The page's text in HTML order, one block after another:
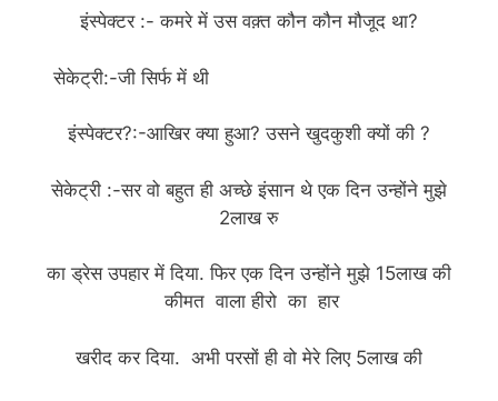
इंस्पेक्टर :- कमरे में उस वक़्त कौन कौन मौजूद था?
सेकेट्री:-जी सिर्फ में थी
इंस्पेक्टर?:-आखिर क्या हुआ? उसने खुदकुशी क्यों की ?
सेकेट्री :-सर वो बहुत ही अच्छे इंसान थे एक दिन उन्होंने मुझे
2लाख रु
का ड्रेस उपहार में दिया. फिर एक दिन उन्होंने मुझे 15लाख की
कीमत वाला हीरो का हार
खरीद कर दिया. अभी परसों ही वो मेरे लिए 5लाख की